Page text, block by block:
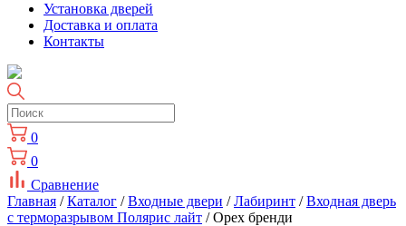
Установка дверей
Доставка и оплата
Контакты
0
0
Сравнение
Главная /Каталог /Входные двери /Лабиринт /Входная дверь
с терморазрывом Полярис лайт / Орех бренди